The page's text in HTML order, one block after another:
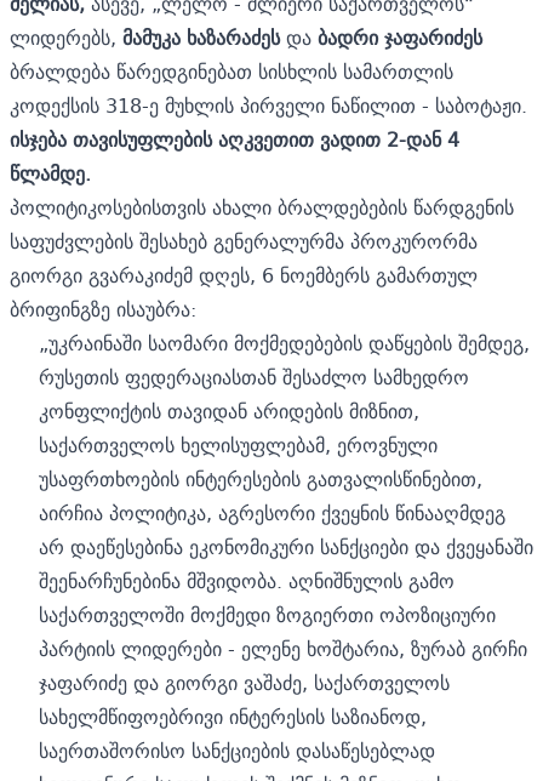
ლიდერებს, მამუკა ხაზარაძესდაბადრი ჯაფარიძეს
ბრალდება წარედგინებათ სისხლის სამართლის
კოდექსის 318-ე მუხლის პირველი ნაწილით - საბოტაჟი.
ისჯება თავისუფლების აღკვეთით ვადით 2-დან 4
წლამდე.
პოლიტიკოსებისთვის ახალი ბრალდებების წარდგენის
საფუძვლების შესახებ გენერალურმა პროკურორმა
გიორგი გვარაკიძემ დღეს, 6 ნოემბერს გამართულ
ბრიფინგზე ისაუბრა:
„უკრაინაში საომარი მოქმედებების დაწყების შემდეგ,
რუსეთის ფედერაციასთან შესაძლო სამხედრო
კონფლიქტის თავიდან არიდების მიზნით,
საქართველოს ხელისუფლებამ, ეროვნული
უსაფრთხოების ინტერესების გათვალისწინებით,
აირჩია პოლიტიკა, აგრესორი ქვეყნის წინააღმდეგ
არ დაეწესებინა ეკონომიკური სანქციები და ქვეყანაში
შეენარჩუნებინა მშვიდობა. აღნიშნულის გამო
საქართველოში მოქმედი ზოგიერთი ოპოზიციური
პარტიის ლიდერები - ელენე ხოშტარია, ზურაბ გირჩი
ჯაფარიძე და გიორგი ვაშაძე, საქართველოს
სახელმწიფოებრივი ინტერესის საზიანოდ,
საერთაშორისო სანქციების დასაწესებლად